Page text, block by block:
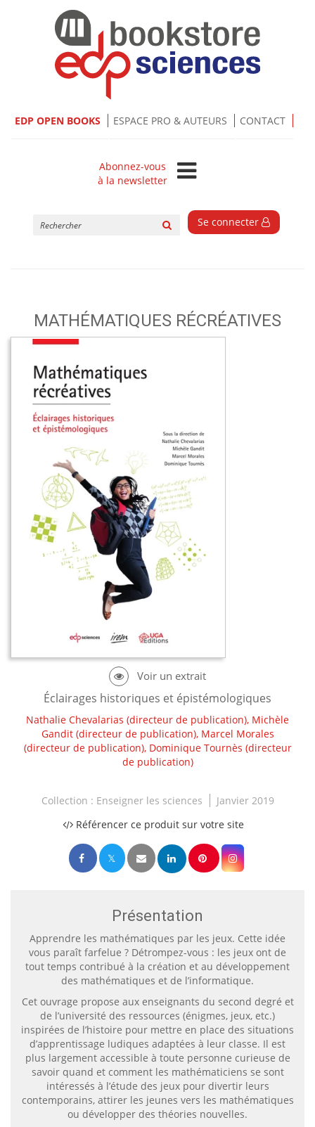
EDP OPEN BOOKS ESPACE PRO & AUTEURS CONTACT
Abonnez-vous
à la newsletter
Se connecter
MATHÉMATIQUES RÉCRÉATIVES
Éclairages historiques et épistémologiques
Nathalie Chevalarias (directeur de publication), Michèle
Gandit(directeur de publication), Marcel Morales
(directeur de publication), Dominique Tournès (directeur
de publication)
Collection : Enseigner les sciences
Janvier 2019
Référencer ce produit sur votre site
Présentation
Apprendre les mathématiques par les jeux. Cette idée
vous paraît farfelue ? Détrompez-vous : les jeux ont de
tout temps contribué à la création et au développement
des mathématiques et de l’informatique.
Cet ouvrage propose aux enseignants du second degré et
de l’université des ressources (énigmes, jeux, etc.)
inspirées de l’histoire pour mettre en place des situations
d’apprentissage ludiques adaptées à leur classe. Il est
plus largement accessible à toute personne curieuse de
savoir quand et comment les mathématiciens se sont
intéressés à l’étude des jeux pour divertir leurs
contemporains, attirer les jeunes vers les mathématiques
ou développer des théories nouvelles.